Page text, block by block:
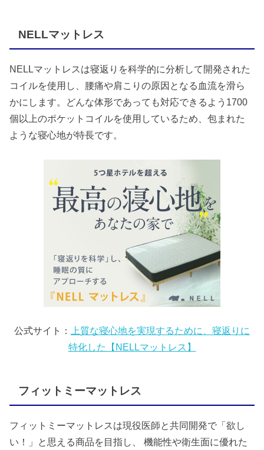
NELLマットレス
NELLマットレスは寝返りを科学的に分析して開発された
コイルを使用し、腰痛や肩こりの原因となる血流を滑ら
かにします。どんな体形であっても対応できるよう1700
個以上のポケットコイルを使用しているため、包まれた
ような寝心地が特長です。
公式サイト：
上質な寝心地を実現するために、寝返りに
特化した【NELLマットレス】
フィットミーマットレス
フィットミーマットレスは現役医師と共同開発で「欲し
い！」と思える商品を目指し、 機能性や衛生面に優れた